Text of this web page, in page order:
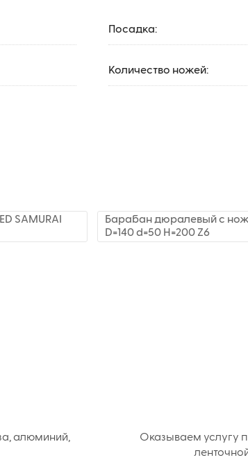
Посадка:
Количество ножей:
SAMURAI
Барабан дюралевый с
D=140 d=50 H=200 Z6
алюминий,
Оказываем услугу